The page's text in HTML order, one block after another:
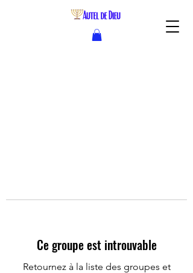
Ce groupe est introuvable
Retournez à la liste des groupes et